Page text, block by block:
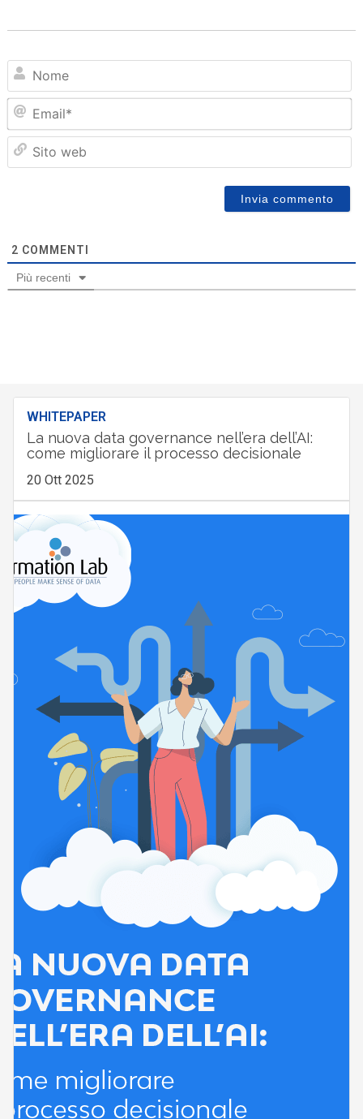
2 COMMENTI
Più recenti
WHITEPAPER
La nuova data governance nell’era dell’AI:
come migliorare il processo decisionale
20 Ott 2025